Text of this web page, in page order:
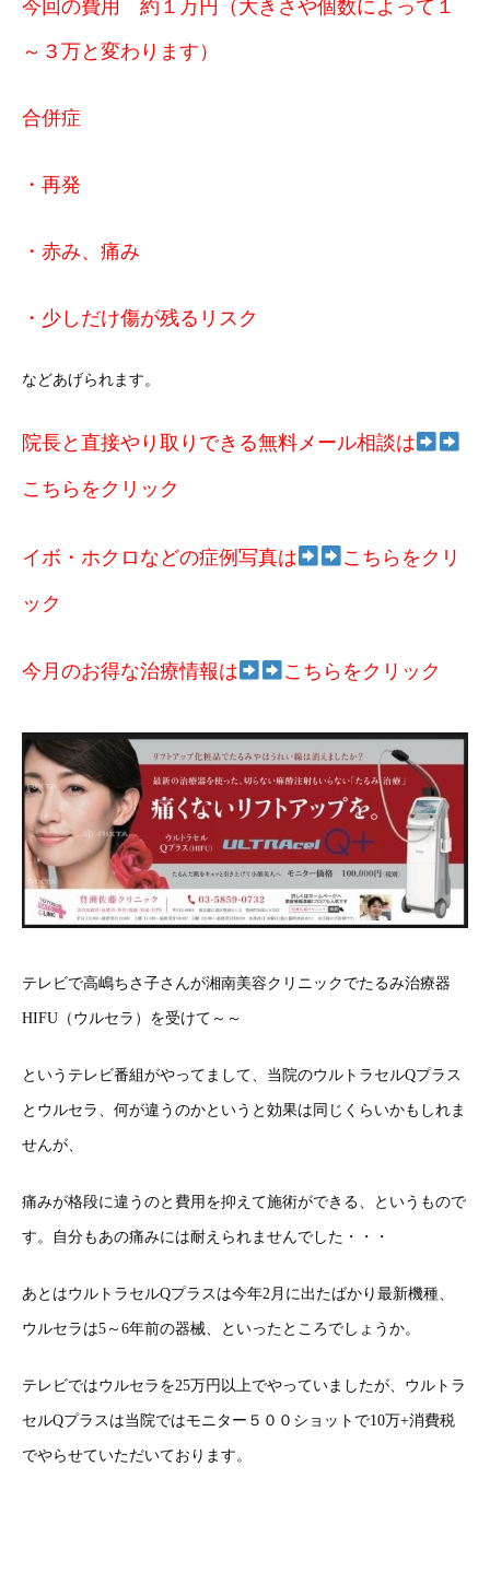
今回の費用 約１万円（大きさや個数によって１
～３万と変わります）
合併症
・再発
・赤み、痛み
・少しだけ傷が残るリスク
などあげられます。
院長と直接やり取りできる無料メール相談は
こちらをクリック
イボ・ホクロなどの症例写真は こちらをクリ
ック
今月のお得な治療情報は こちらをクリック
テレビで高嶋ちさ子さんが湘南美容クリニックでたるみ治療器
HIFU（ウルセラ）を受けて～～
というテレビ番組がやってまして、当院のウルトラセルQプラス
とウルセラ、何が違うのかというと効果は同じくらいかもしれま
せんが、
痛みが格段に違うのと費用を抑えて施術ができる、というもので
す。自分もあの痛みには耐えられませんでした・・・
あとはウルトラセルQプラスは今年2月に出たばかり最新機種、
ウルセラは5～6年前の器械、といったところでしょうか。
テレビではウルセラを25万円以上でやっていましたが、ウルトラ
セルQプラスは当院ではモニター５００ショットで10万+消費税
でやらせていただいております。